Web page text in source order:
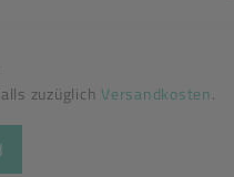
zuzüglich Versandkosten.